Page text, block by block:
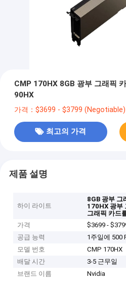
CMP 170HX 8GB 광부 그래픽
90HX
가격：$3699 - $3799 (Negotiable)
최고의 가격
제품 설명
하이 라이트
8GB 광부 그
170HX 광부
그래픽 카드
가격
$3699 -
공급 능력
1주일에 500
모델 번호
CMP 170HX
배달 시간
3-5 근무일
브랜드 이름
Nvidia